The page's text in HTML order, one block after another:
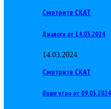
Смотрите СКАТ
Диалоги от 14.03.2024
14.03.2024
Смотрите СКАТ
Ваше утро от 09.03.2024